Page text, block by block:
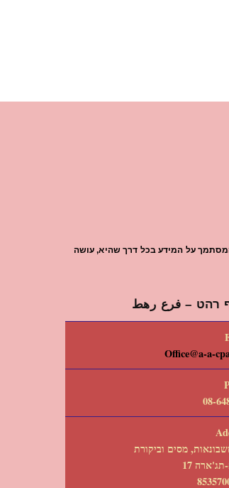
המסתמך על המידע בכל דרך שהיא, עושה
רהט – فرع رهط
Office@a-a-
08-
מסים וביקורת
17